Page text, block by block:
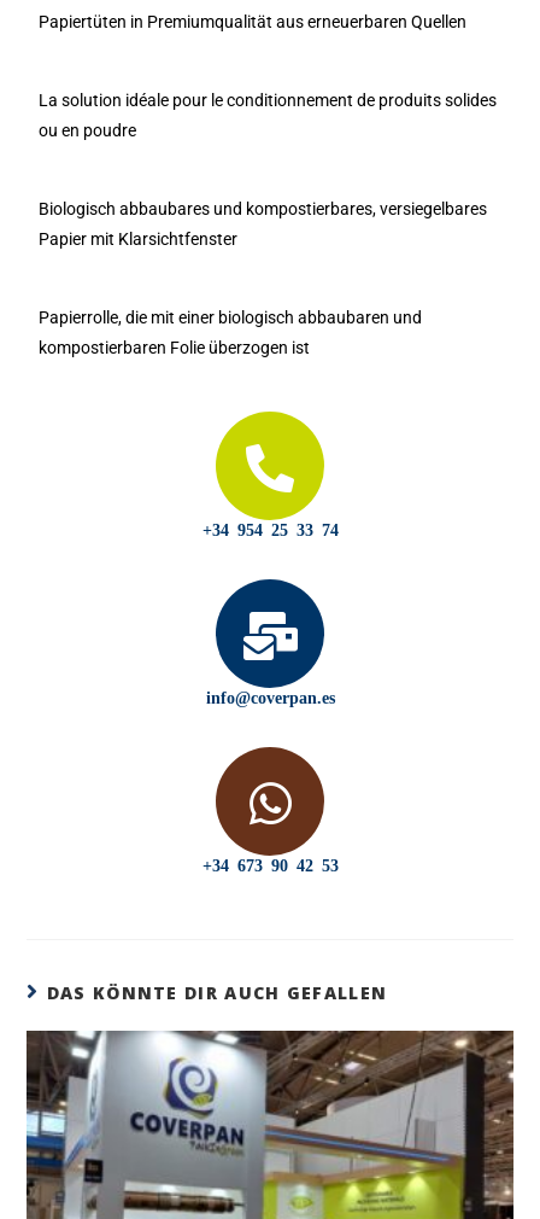
Papiertüten in Premiumqualität aus erneuerbaren Quellen
La solution idéale pour le conditionnement de produits solides
ou en poudre
Biologisch abbaubares und kompostierbares, versiegelbares
Papier mit Klarsichtfenster
Papierrolle, die mit einer biologisch abbaubaren und
kompostierbaren Folie überzogen ist
+34 954 25 33 74
info@coverpan.es
+34 673 90 42 53
DAS KÖNNTE DIR AUCH GEFALLEN